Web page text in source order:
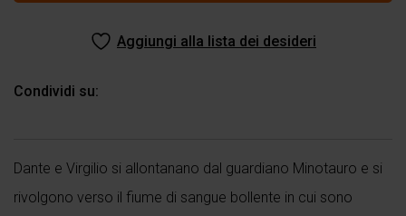
Aggiungi alla lista dei desideri
Condividi su:
Dante e Virgilio si allontanano dal guardiano Minotauro e si
rivolgono verso il fiume di sangue bollente in cui sono